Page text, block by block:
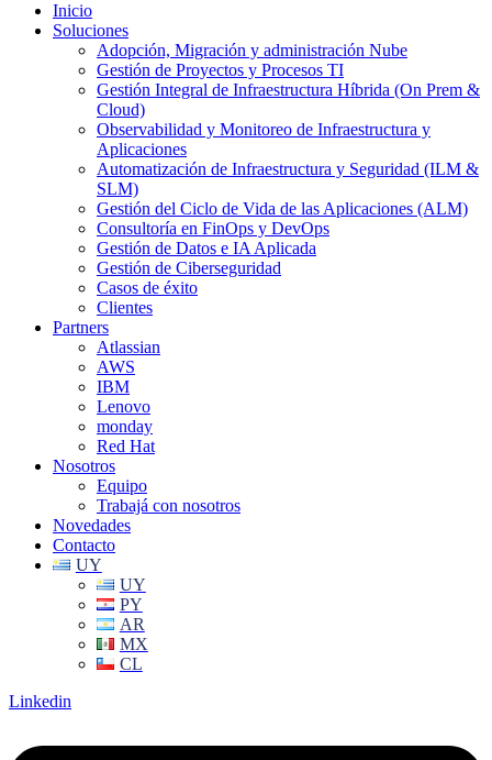
Inicio
Soluciones
Adopción, Migración y administración Nube
Gestión de Proyectos y Procesos TI
Gestión Integral de Infraestructura Híbrida (On Prem &
Cloud)
Observabilidad y Monitoreo de Infraestructura y
Aplicaciones
Automatización de Infraestructura y Seguridad (ILM &
SLM)
Gestión del Ciclo de Vida de las Aplicaciones (ALM)
Consultoría en FinOps y DevOps
Gestión de Datos e IA Aplicada
Gestión de Ciberseguridad
Casos de éxito
Clientes
Partners
Atlassian
AWS
IBM
Lenovo
monday
Red Hat
Nosotros
Equipo
Trabajá con nosotros
Novedades
Contacto
UY
UY
PY
AR
MX
CL
Linkedin